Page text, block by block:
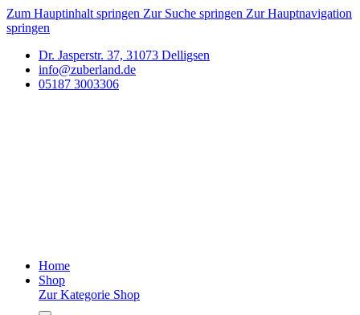
Zum Hauptinhalt springen Zur Suche springen Zur Hauptnavigation
springen
Dr. Jasperstr. 37, 31073 Delligsen
info@zuberland.de
05187 3003306
Home
Shop
Zur Kategorie Shop